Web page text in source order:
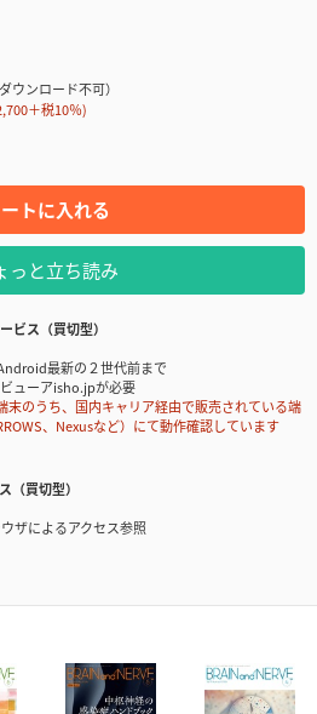
ウンロード不可）
＋税10％)
トに入れる
っと立ち読み
ビス（買切型）
最新の２世代前まで
ューアisho.jpが必要
のうち、国内キャリア経由で販売されている端
、Nexusなど）にて動作確認しています
（買切型）
ザによるアクセス参照